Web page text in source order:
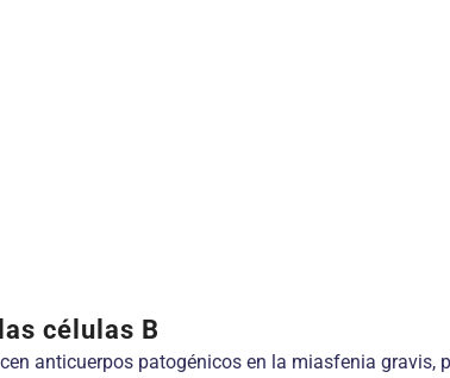
células B
anticuerpos patogénicos en la miasfenia